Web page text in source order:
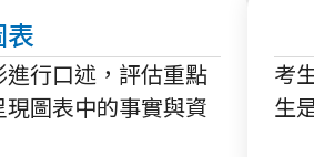
行口述，評估重點
圖表中的事實與資
考
生